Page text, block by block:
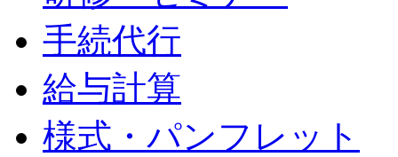
手続代行
給与計算
様式・パンフレット